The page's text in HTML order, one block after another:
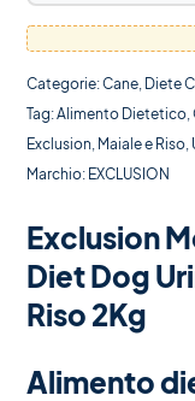
Categorie:Cane, Diete
Tag:Alimento Dietetico,
Exclusion, Maiale e Riso,
Marchio: EXCLUSION
Exclusion
Diet Dog
Riso 2Kg
Alimento